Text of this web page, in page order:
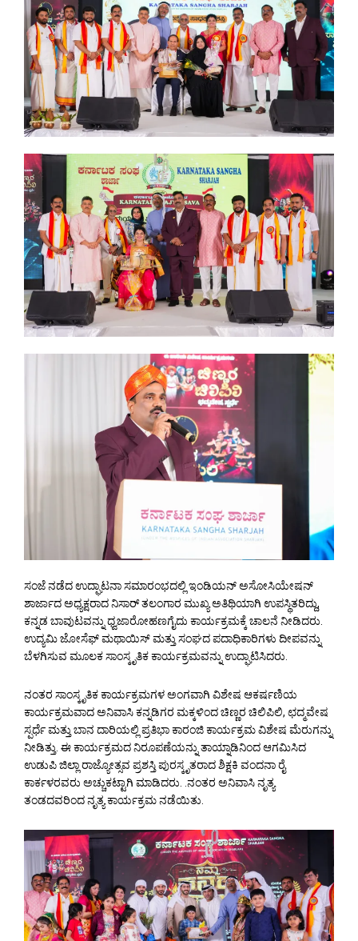
ಸಂಜೆ ನಡೆದ ಉದ್ಘಾಟನಾ ಸಮಾರಂಭದಲ್ಲಿ ಇಂಡಿಯನ್ ಅಸೋಸಿಯೇಷನ್
ಶಾರ್ಜಾದ ಅಧ್ಯಕ್ಷರಾದ ನಿಸಾರ್ ತಲಂಗಾರ ಮುಖ್ಯ ಅತಿಥಿಯಾಗಿ ಉಪಸ್ಥಿತರಿದ್ದು,
ಕನ್ನಡ ಬಾವುಟವನ್ನು ಧ್ವಜಾರೋಹಣಗೈದು ಕಾರ್ಯಕ್ರಮಕ್ಕೆ ಚಾಲನೆ ನೀಡಿದರು.
ಉದ್ಯಮಿ ಜೋಸೆಫ್ ಮಥಾಯಿಸ್ ಮತ್ತು ಸಂಘದ ಪದಾಧಿಕಾರಿಗಳು ದೀಪವನ್ನು
ಬೆಳಗಿಸುವ ಮೂಲಕ ಸಾಂಸ್ಕೃತಿಕ ಕಾರ್ಯಕ್ರಮವನ್ನು ಉದ್ಘಾಟಿಸಿದರು.
ನಂತರ ಸಾಂಸ್ಕೃತಿಕ ಕಾರ್ಯಕ್ರಮಗಳ‌ ಅಂಗವಾಗಿ ವಿಶೇಷ ಆಕರ್ಷಣಿಯ
ಕಾರ್ಯಕ್ರಮವಾದ ಅನಿವಾಸಿ ಕನ್ನಡಿಗರ ಮಕ್ಕಳಿಂದ ಚಿಣ್ಣರ ಚಿಲಿಪಿಲಿ, ಛದ್ಮವೇಷ
ಸ್ಪರ್ಧೆ ಮತ್ತು ಬಾನ ದಾರಿಯಲ್ಲಿ ಪ್ರತಿಭಾ ಕಾರಂಜಿ ಕಾರ್ಯಕ್ರಮ ವಿಶೇಷ ಮೆರುಗನ್ನು
ನೀಡಿತ್ತು. ಈ ಕಾರ್ಯಕ್ರಮದ ನಿರೂಪಣೆಯನ್ನು ತಾಯ್ನಾಡಿನಿಂದ ಆಗಮಿಸಿದ
ಉಡುಪಿ ಜಿಲ್ಲಾ ರಾಜ್ಯೋತ್ಸವ ಪ್ರಶಸ್ತಿ ಪುರಸ್ಕೃತರಾದ ಶಿಕ್ಷಕಿ ವಂದನಾ ರೈ
ಕಾರ್ಕಳರವರು ಅಚ್ಚುಕಟ್ಟಾಗಿ ಮಾಡಿದರು. .ನಂತರ ಅನಿವಾಸಿ ನೃತ್ಯ
ತಂಡದವರಿಂದ ನೃತ್ಯ ಕಾರ್ಯಕ್ರಮ ನಡೆಯಿತು.